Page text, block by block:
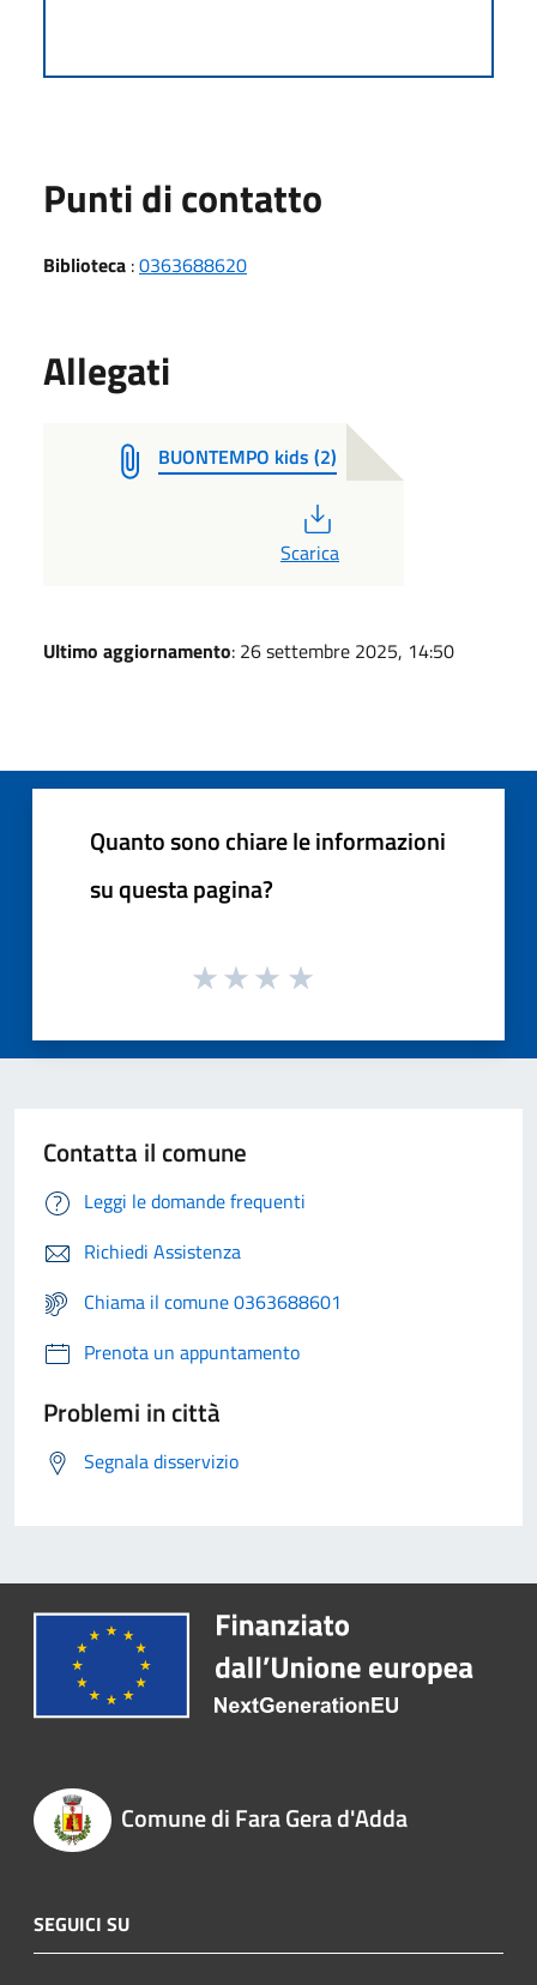
Punti di contatto
Biblioteca :0363688620
Allegati
BUONTEMPO kids (2)
Scarica
Ultimo aggiornamento: 26 settembre 2025, 14:50
Quanto sono chiare le informazioni
su questa pagina?
Contatta il comune
Leggi le domande frequenti
Richiedi Assistenza
Chiama il comune 0363688601
Prenota un appuntamento
Problemi in città
Segnala disservizio
Comune di Fara Gera d'Adda
SEGUICI SU